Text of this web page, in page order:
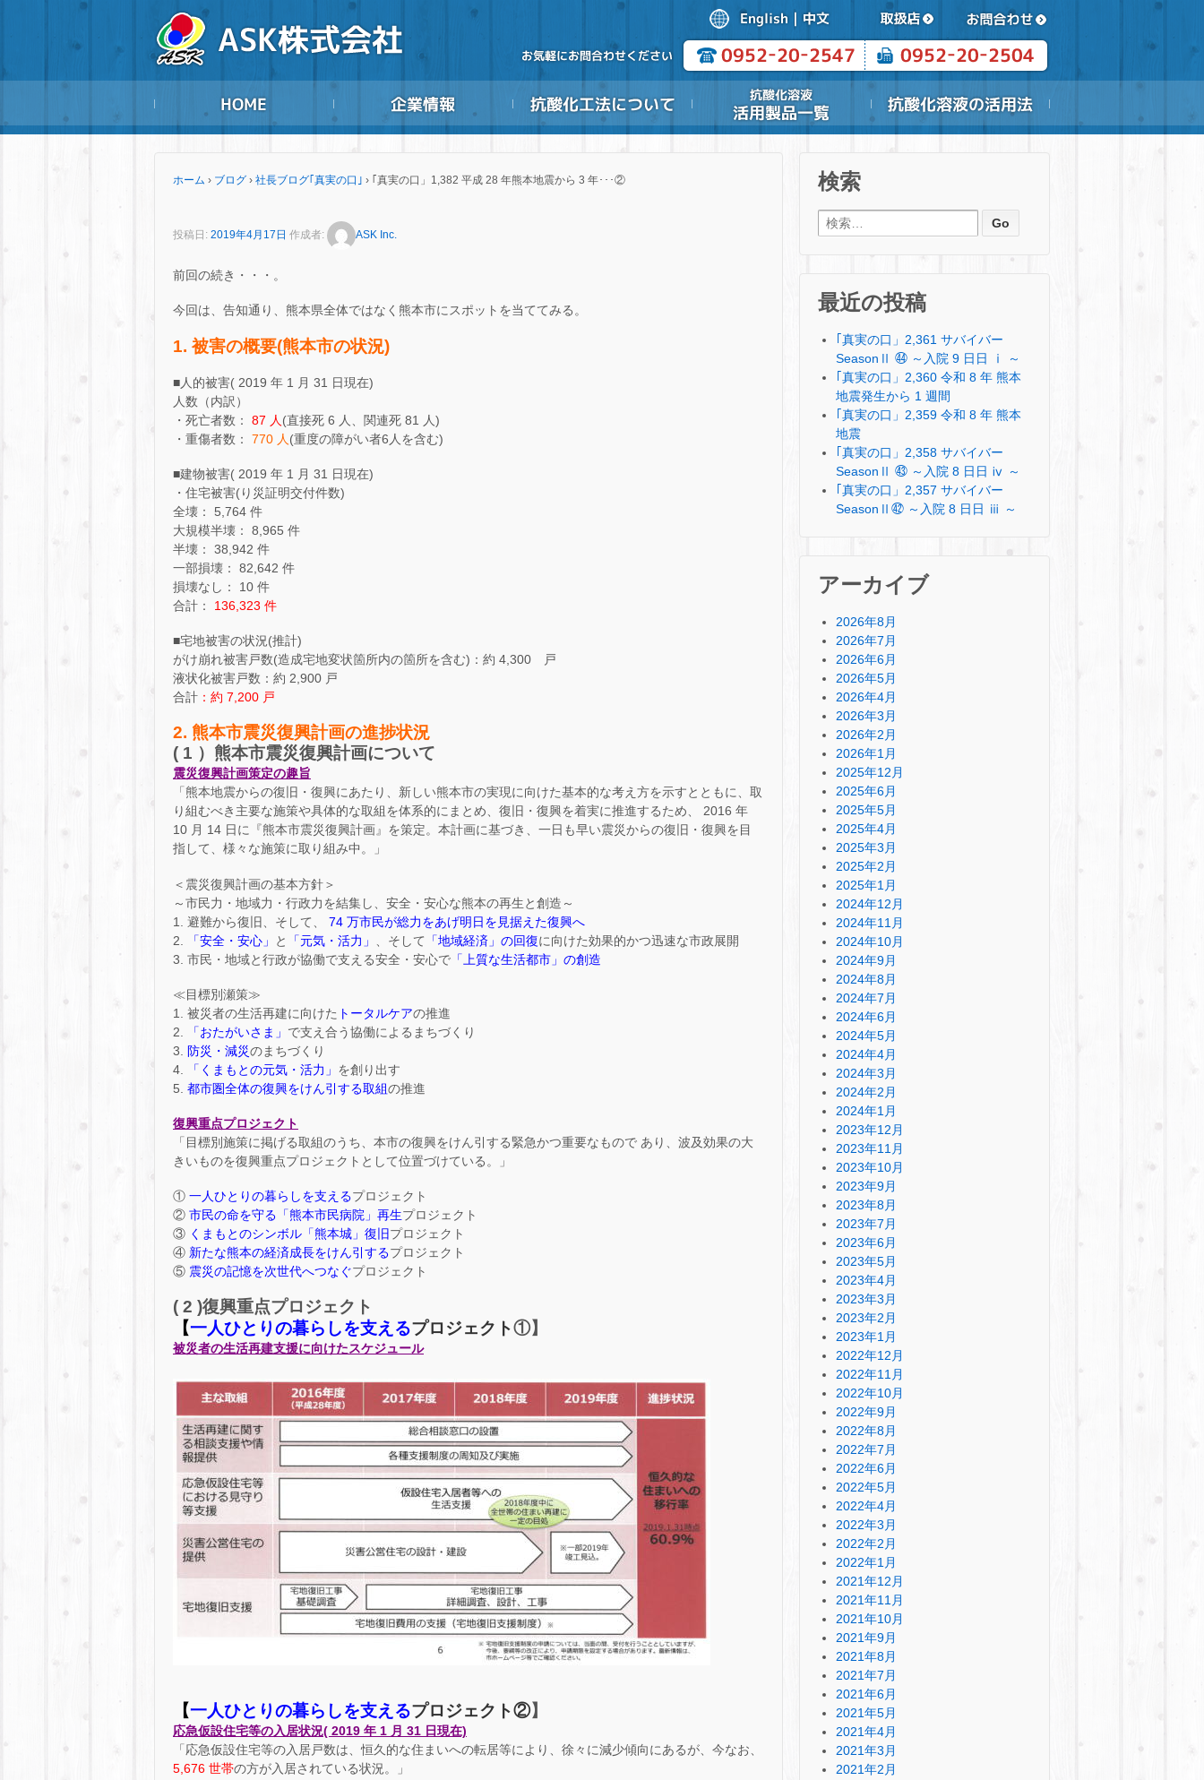
ホーム › ブログ › 社長ブログ｢真実の口｣ › ｢真実の口」1,382 平成 28 年熊本地震から 3 年･･･②
投稿日: 2019年4月17日 作成者: ASK Inc.
前回の続き・・・。
今回は、告知通り、熊本県全体ではなく熊本市にスポットを当ててみる。
1. 被害の概要(熊本市の状況)
■人的被害( 2019 年 1 月 31 日現在)
人数（内訳）
・死亡者数： 87 人 (直接死 6 人、関連死 81 人)
・重傷者数：
770 人 (重度の障がい者6人を含む)
■建物被害( 2019 年 1 月 31 日現在)
・住宅被害(り災証明交付件数)
全壊： 5,764 件
大規模半壊： 8,965 件
半壊： 38,942 件
一部損壊： 82,642 件
損壊なし： 10 件
合計： 136,323 件
■宅地被害の状況(推計)
がけ崩れ被害戸数(造成宅地変状箇所内の箇所を含む)：約 4,300 戸
液状化被害戸数：約 2,900 戸
合計 ：約 7,200 戸
2. 熊本市震災復興計画の進捗状況
( 1 ）熊本市震災復興計画について
震災復興計画策定の趣旨
「熊本地震からの復旧・復興にあたり、新しい熊本市の実現に向けた基本的な考え方を示すとともに、取
り組むべき主要な施策や具体的な取組を体系的にまとめ、復旧・復興を着実に推進するため、 2016 年
10 月 14 日に『熊本市震災復興計画』を策定。本計画に基づき、一日も早い震災からの復旧・復興を目
指して、様々な施策に取り組み中。」
＜震災復興計画の基本方針＞
～市民力・地域力・行政力を結集し、安全・安心な熊本の再生と創造～
1. 避難から復旧、そして、
74 万市民が総力をあげ明日を見据えた復興へ
2.
「安全・安心」 と 「元気・活力」 、そして 「地域経済」の回復に向けた効果的かつ迅速な市政展開
3. 市民・地域と行政が協働で支える安全・安心で 「上質な生活都市」の創造
≪目標別瀬策≫
1. 被災者の生活再建に向けた トータルケアの推進
2.
「おたがいさま」 で支え合う協働によるまちづくり
3. 防災・減災のまちづくり
4.
「くまもとの元気・活力」 を創り出す
5. 都市圏全体の復興をけん引する取組の推進
復興重点プロジェクト
「目標別施策に掲げる取組のうち、本市の復興をけん引する緊急かつ重要なもので あり、波及効果の大
きいものを復興重点プロジェクトとして位置づけている。」
① 一人ひとりの暮らしを支えるプロジェクト
② 市民の命を守る「熊本市民病院」再生プロジェクト
③ くまもとのシンボル「熊本城」復旧プロジェクト
④ 新たな熊本の経済成長をけん引するプロジェクト
⑤ 震災の記憶を次世代へつなぐプロジェクト
( 2 )復興重点プロジェクト
【一人ひとりの暮らしを支えるプロジェクト①】
被災者の生活再建支援に向けたスケジュール
【一人ひとりの暮らしを支えるプロジェクト②】
応急仮設住宅等の入居状況( 2019 年 1 月 31 日現在)
「応急仮設住宅等の入居戸数は、恒久的な住まいへの転居等により、徐々に減少傾向にあるが、今なお、
5,676 世帯の方が入居されている状況。」
検索
検索:
最近の投稿
｢真実の口」2,361 サバイバー
SeasonⅡ ㊹ ～入院 9 日日 ⅰ ～
｢真実の口」2,360 令和 8 年 熊本
地震発生から 1 週間
｢真実の口」2,359 令和 8 年 熊本
地震
｢真実の口」2,358 サバイバー
SeasonⅡ ㊸ ～入院 8 日日 ⅳ ～
｢真実の口」2,357 サバイバー
SeasonⅡ㊷ ～入院 8 日日 ⅲ ～
アーカイブ
2026年8月
2026年7月
2026年6月
2026年5月
2026年4月
2026年3月
2026年2月
2026年1月
2025年12月
2025年6月
2025年5月
2025年4月
2025年3月
2025年2月
2025年1月
2024年12月
2024年11月
2024年10月
2024年9月
2024年8月
2024年7月
2024年6月
2024年5月
2024年4月
2024年3月
2024年2月
2024年1月
2023年12月
2023年11月
2023年10月
2023年9月
2023年8月
2023年7月
2023年6月
2023年5月
2023年4月
2023年3月
2023年2月
2023年1月
2022年12月
2022年11月
2022年10月
2022年9月
2022年8月
2022年7月
2022年6月
2022年5月
2022年4月
2022年3月
2022年2月
2022年1月
2021年12月
2021年11月
2021年10月
2021年9月
2021年8月
2021年7月
2021年6月
2021年5月
2021年4月
2021年3月
2021年2月